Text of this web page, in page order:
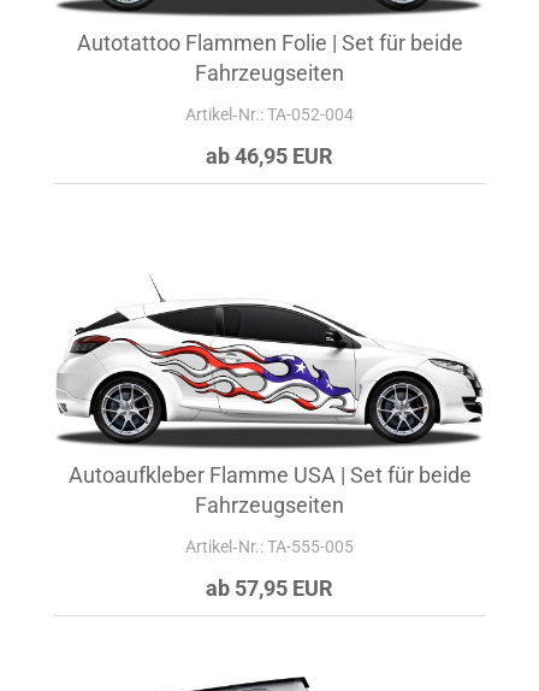
Autotattoo Flammen Folie | Set für beide
Fahrzeugseiten
Artikel‑Nr.: TA-052-004
ab 46,95 EUR
Autoaufkleber Flamme USA | Set für beide
Fahrzeugseiten
Artikel‑Nr.: TA-555-005
ab 57,95 EUR